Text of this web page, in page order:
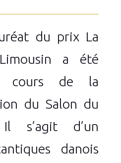
du prix La
a été
cours de la
du Salon du
Il s’agit d’un
danois